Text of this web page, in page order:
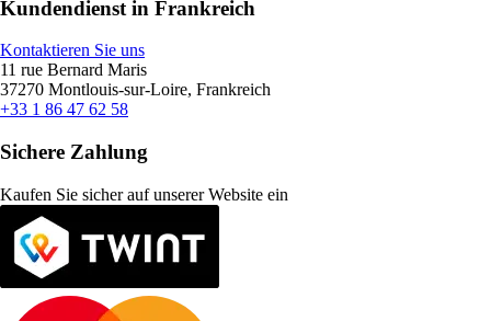
Kundendienst in Frankreich
Kontaktieren Sie uns
11 rue Bernard Maris
37270 Montlouis-sur-Loire, Frankreich
+33 1 86 47 62 58
Sichere Zahlung
Kaufen Sie sicher auf unserer Website ein